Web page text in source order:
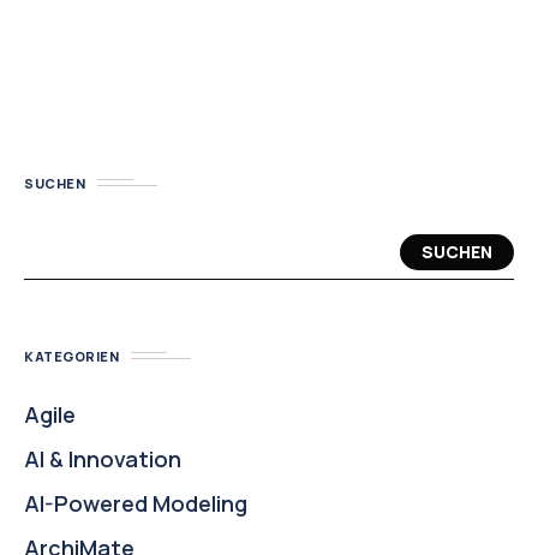
SUCHEN
SUCHEN
KATEGORIEN
Agile
AI & Innovation
AI-Powered Modeling
ArchiMate